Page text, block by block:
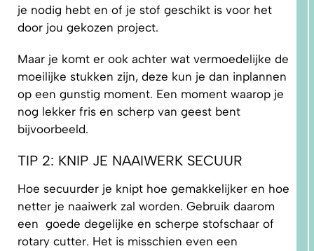
je nodig hebt en of je stof geschikt is voor het
door jou gekozen project.
Maar je komt er ook achter wat vermoedelijke de
moeilijke stukken zijn, deze kun je dan inplannen
op een gunstig moment. Een moment waarop je
nog lekker fris en scherp van geest bent
bijvoorbeeld.
TIP 2: KNIP JE NAAIWERK SECUUR
Hoe secuurder je knipt hoe gemakkelijker en hoe
netter je naaiwerk zal worden. Gebruik daarom
een goede degelijke en scherpe stofschaar of
rotary cutter. Het is misschien even een
NIET AAN
JOU!